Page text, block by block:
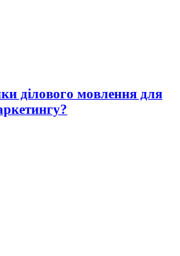
ділового мовлення для